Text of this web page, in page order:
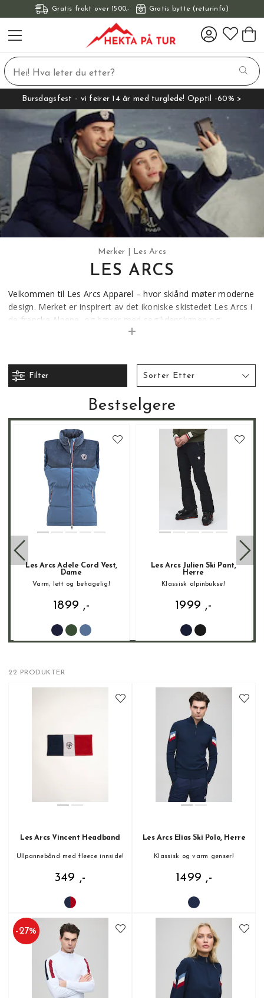
Gratis frakt over 1500,- Gratis bytte (returinfo)
Bursdagsfest - vi feirer 14 år med turglede! Opptil -60% >
Merker Les Arcs
LES ARCS
Velkommen til Les Arcs Apparel – hvor skiånd møter moderne
design. Merket er inspirert av det ikoniske skistedet Les Arcs i
de franske Alpene, og bærer med seg lidenskapen og
kreativiteten fra 1968. Hos oss får du plagg og tilbehør som
kolleksjonen og finn klær som gir deg glede året rundt.
Filter Sorter Etter
Bestselgere
Les Arcs Adele Cord Vest,
Dame
Varm, lett og behagelig!
1899 ,-
Les Arcs Julien Ski Pant,
Herre
Klassisk alpinbukse!
1999 ,-
22 PRODUKTER
Les Arcs Vincent Headband
Ullpannebånd med fleece innside!
349 ,-
Les Arcs Elias Ski Polo, Herre
Klassisk og varm genser!
1499 ,-
-27%